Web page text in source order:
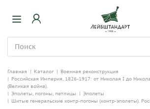
Главная | Каталог | Военная реконструкция
| Российская Империя, 1826-1917: от Николая I до
(Великая война).
| Эполеты, погоны, петлицы | Эполеты
| Шитые генеральские контр-погоны (контр-эполеты).